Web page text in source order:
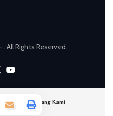
All Rights Reserved.
Tentang Kami